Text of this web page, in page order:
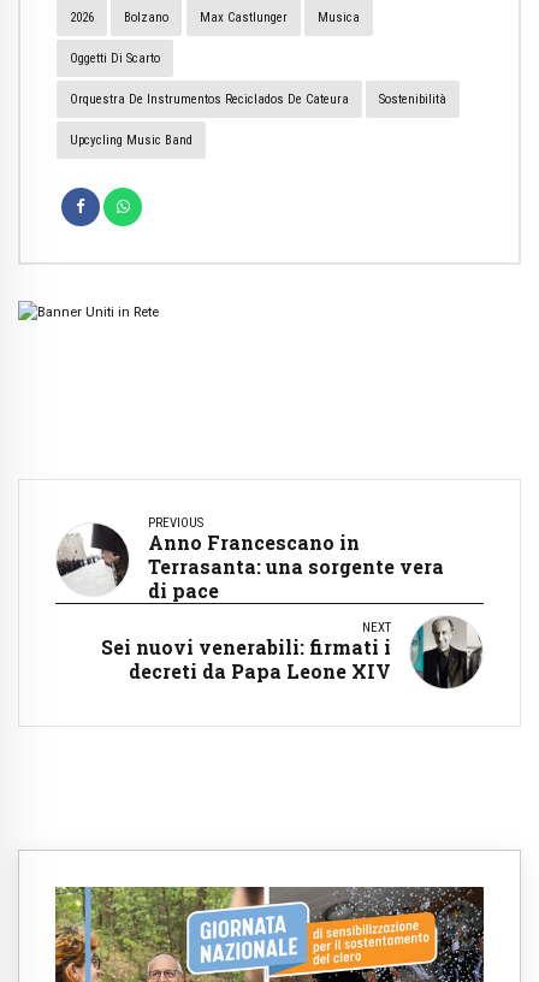
2026 Bolzano Max Castlunger Musica
Oggetti Di Scarto
Orquestra De Instrumentos Reciclados De Cateura Sostenibilità
Upcycling Music Band
PREVIOUS
Anno Francescano in
Terrasanta: una sorgente vera
di pace
NEXT
Sei nuovi venerabili: firmati i
decreti da Papa Leone XIV